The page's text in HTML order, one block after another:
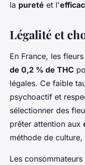
la pureté et l'
Légalité et
En France, les
de 0,2 % de THC
légales. Ce faible
psychoactif et
sélectionner des
prêter attention aux
méthode de
Les